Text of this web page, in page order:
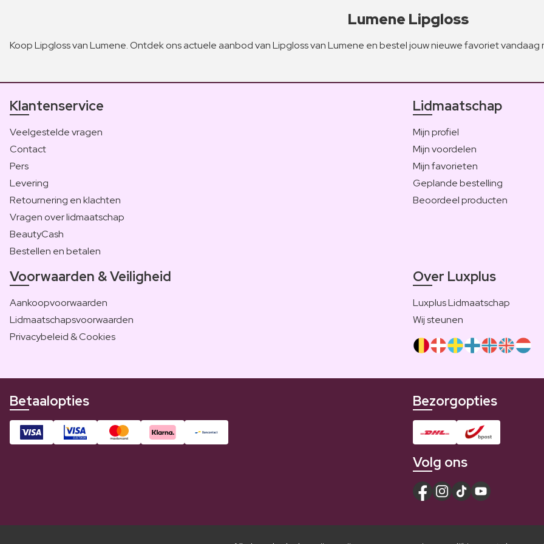
Lumene Lipgloss
Koop Lipgloss van Lumene. Ontdek ons actuele aanbod van Lipgloss van Lumene en bestel jouw nieuwe favoriet vandaag
Klantenservice
Veelgestelde vragen
Contact
Pers
Levering
Retournering en klachten
Vragen over lidmaatschap
BeautyCash
Bestellen en betalen
Lidmaatschap
Mijn profiel
Mijn voordelen
Mijn favorieten
Geplande bestelling
Beoordeel producten
Voorwaarden & Veiligheid
Aankoopvoorwaarden
Lidmaatschapsvoorwaarden
Privacybeleid & Cookies
Over Luxplus
Luxplus Lidmaatschap
Wij steunen
Betaalopties Bezorgopties
Volg ons